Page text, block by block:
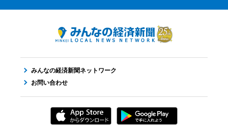
みんなの経済新聞ネットワーク
お問い合わせ